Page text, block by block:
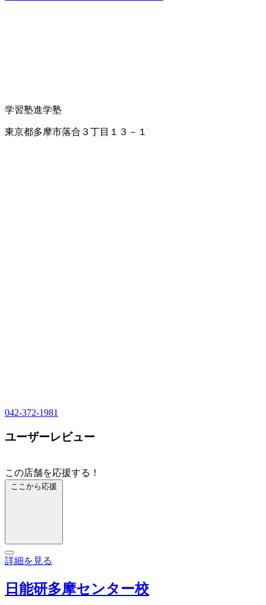
学習塾進学塾
東京都多摩市落合３丁目１３－１
042-372-1981
ユーザーレビュー
この店舗を応援する！
ここから応援
詳細を見る
日能研多摩センター校